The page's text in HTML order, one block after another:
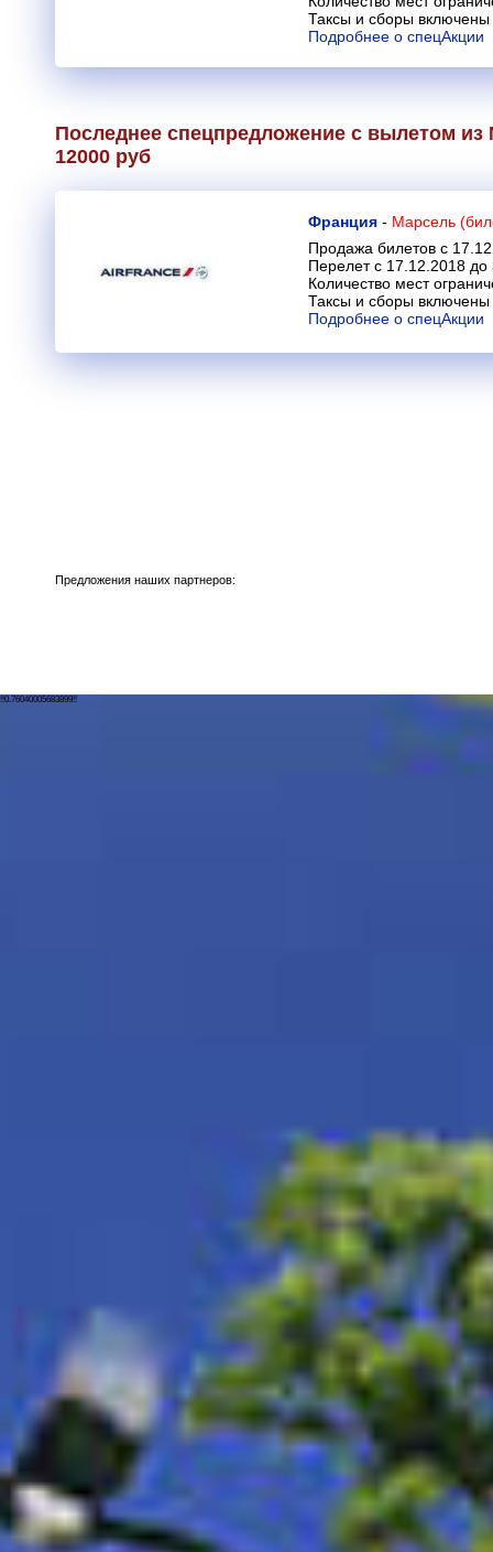
Таксы и сборы включены
Подробнее о спецАкции
Последнее спецпредложение с вылетом
12000 руб
Франция - Марсель
Продажа билетов с
Перелет с 17.12.2018 до
Количество мест
Таксы и сборы включены
Подробнее о спецАкции
Предложения наших партнеров:
!!0.76040005683899!!